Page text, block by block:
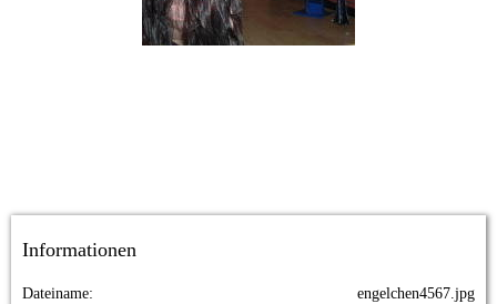
Informationen
Dateiname
engelchen4567.jpg